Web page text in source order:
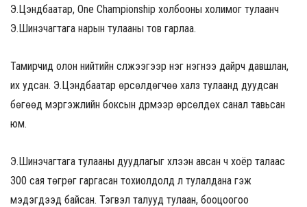
Э.Цэндбаатар, One Championship холбооны холимог тулаанч
Э.Шинэчагтага нарын тулааны тов гарлаа.
Тамирчид олон нийтийн сүлжээгээр нэг нэгнээ дайрч давшлан,
их удсан. Э.Цэндбаатар өрсөлдөгчөө халз тулаанд дуудсан
бөгөөд мэргэжлийн боксын дүрмээр өрсөлдөх санал тавьсан
юм.
Э.Шинэчагтага тулааны дуудлагыг хүлээн авсан ч хоёр талаас
300 сая төгрөг гаргасан тохиолдолд л тулалдана гэж
мэдэгдээд байсан. Тэгвэл талууд тулаан, бооцоогоо